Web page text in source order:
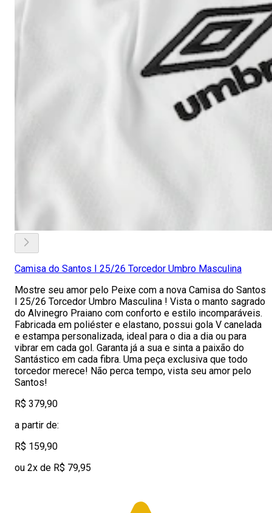
Camisa do Santos I 25/26 Torcedor Umbro Masculina
Mostre seu amor pelo Peixe com a nova Camisa do Santos
I 25/26 Torcedor Umbro Masculina ! Vista o manto sagrado
do Alvinegro Praiano com conforto e estilo incomparáveis.
Fabricada em poliéster e elastano, possui gola V canelada
e estampa personalizada, ideal para o dia a dia ou para
vibrar em cada gol. Garanta já a sua e sinta a paixão do
Santástico em cada fibra. Uma peça exclusiva que todo
torcedor merece! Não perca tempo, vista seu amor pelo
Santos!
R$ 379,90
a partir de:
R$ 159,90
ou 2x de R$ 79,95